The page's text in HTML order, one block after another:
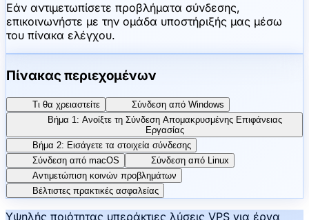
Εάν αντιμετωπίσετε προβλήματα σύνδεσης,
επικοινωνήστε με την ομάδα υποστήριξής μας μέσω
του πίνακα ελέγχου.
Πίνακας περιεχομένων
Τι θα χρειαστείτε
Σύνδεση από Windows
Βήμα 1: Ανοίξτε τη Σύνδεση Απομακρυσμένης Επιφάνειας
Εργασίας
Βήμα 2: Εισάγετε τα στοιχεία σύνδεσης
Σύνδεση από macOS
Σύνδεση από Linux
Αντιμετώπιση κοινών προβλημάτων
Βέλτιστες πρακτικές ασφαλείας
Υψηλής ποιότητας υπεράκτιες λύσεις VPS για έργα